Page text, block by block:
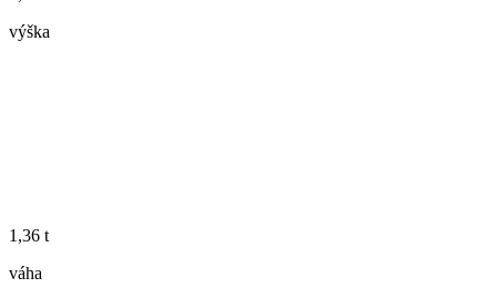
výška
1,36 t
váha